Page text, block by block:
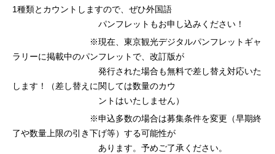
1種類とカウントしますので、ぜひ外国語
パンフレット もお申し込みください！
※現在、東京観光デジタルパンフレットギャ
ラリーに掲載中のパンフレットで、改訂版が
発行された場合も無料で差し替え対応いた
します！（差し替えに関しては数量のカウ
ントはいたしません）
※申込多数の場合は募集条件を変更（早期終
了や数量上限の引き下げ等）する可能性が
あります。予めご了承ください。